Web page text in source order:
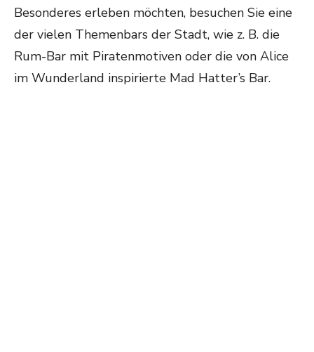
Besonderes erleben möchten, besuchen Sie eine
der vielen Themenbars der Stadt, wie z. B. die
Rum-Bar mit Piratenmotiven oder die von Alice
im Wunderland inspirierte Mad Hatter’s Bar.